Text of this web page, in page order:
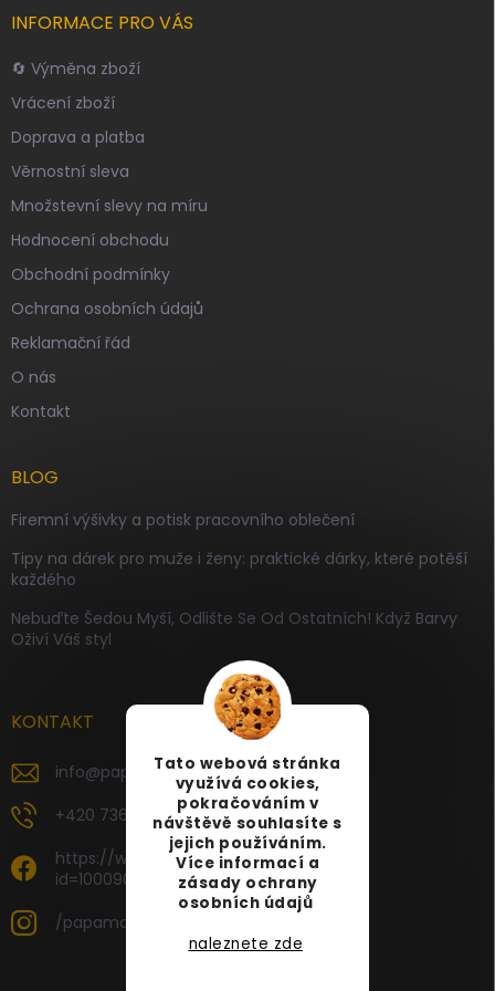
Tato webová stránka
využívá cookies,
pokračováním v
návštěvě souhlasíte s
jejich používáním.
Více informací a
zásady ochrany
osobních údajů
naleznete zde
INFORMACE PRO VÁS
🔄 Výměna zboží
Vrácení zboží
Doprava a platba
Věrnostní sleva
Množstevní slevy na míru
Hodnocení obchodu
Obchodní podmínky
Ochrana osobních údajů
Reklamační řád
O nás
Kontakt
BLOG
Firemní výšivky a potisk pracovního oblečení
Tipy na dárek pro muže i ženy: praktické dárky, které potěší
každého
Nebuďte Šedou Myší, Odlište Se Od Ostatních! Když Barvy
Oživí Váš styl
KONTAKT
info@papamartin.cz
+420 736 120 126
https://www.facebook.com/profile.php?
id=100090696535887
/papamartin.cz